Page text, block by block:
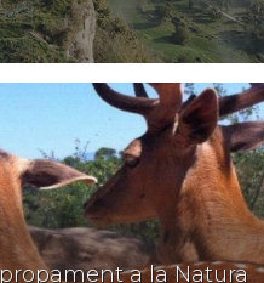
a la Natura